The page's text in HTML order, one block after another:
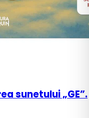
sunetului „GE”.